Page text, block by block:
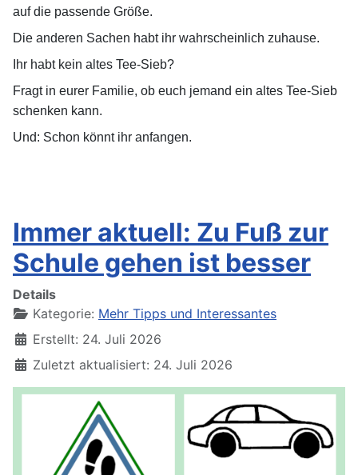
auf die passende Größe.
Die anderen Sachen habt ihr wahrscheinlich zuhause.
Ihr habt kein altes Tee-Sieb?
Fragt in eurer Familie, ob euch jemand ein altes Tee-Sieb
schenken kann.
Und: Schon könnt ihr anfangen.
Immer aktuell: Zu Fuß zur
Schule gehen ist besser
Details
Kategorie: Mehr Tipps und Interessantes
Erstellt: 24. Juli 2026
Zuletzt aktualisiert: 24. Juli 2026